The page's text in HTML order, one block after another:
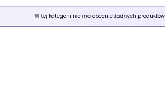
W tej kategorii nie ma obecnie żadnych produktów